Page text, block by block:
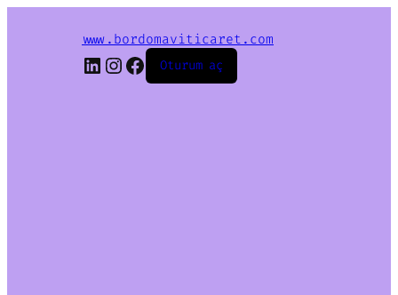
www.bordomaviticaret.com
LinkedIn
Instagram
Facebook
Oturum aç